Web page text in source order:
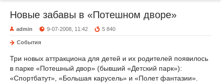
Новые забавы в «Потешном дворе»
admin 9-07-2008, 11:42 5 840
События
Три новых аттракциона для детей и их родителей появилось
в парке «Потешный двор» (бывший «Детский парк»):
«Спортбатут», «Большая карусель» и «Полет фантазии».